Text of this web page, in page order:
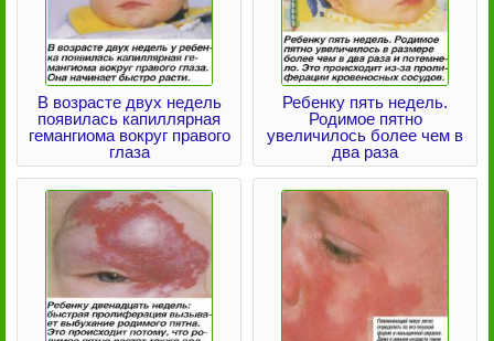
В возрасте двух недель
появилась капиллярная
гемангиома вокруг правого
глаза
Ребенку пять недель.
Родимое пятно
увеличилось более чем в
два раза